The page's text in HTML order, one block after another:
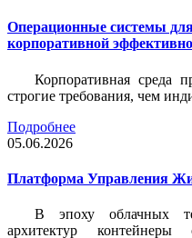
Операционные системы
корпоративной
Корпоративная среда
строгие требования, чем
Подробнее
05.06.2026
Платформа Управления
В эпоху облачных
архитектур